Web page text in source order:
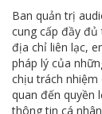
Ban quản trị
cung cấp đầy đủ
địa chỉ liên lạc,
pháp lý của
chịu trách nhiệm
quan đến quyền
thông tin cá